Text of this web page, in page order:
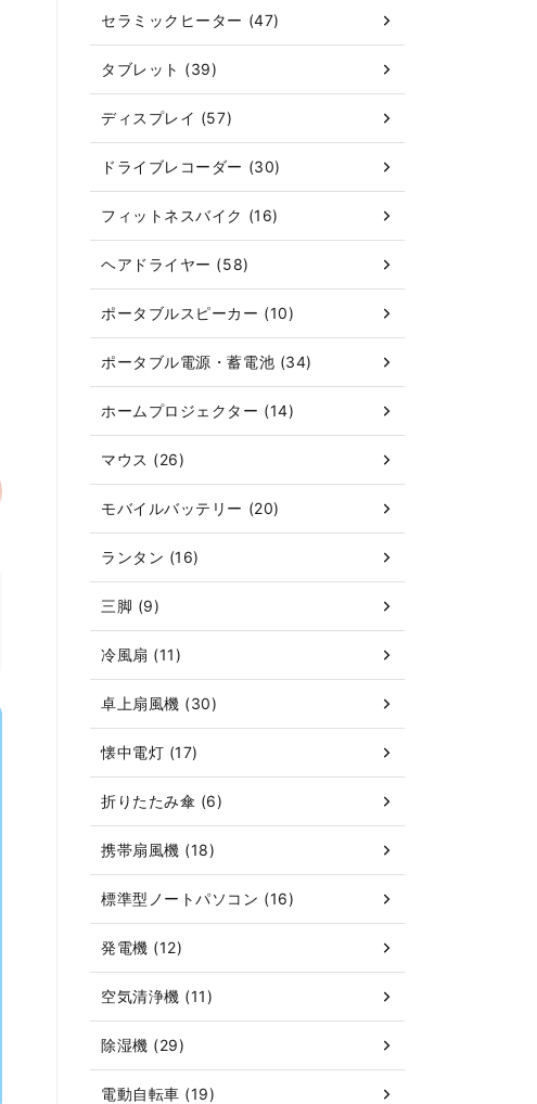
セラミックヒーター (47)
タブレット (39)
ディスプレイ (57)
ドライブレコーダー (30)
フィットネスバイク (16)
ヘアドライヤー (58)
ポータブルスピーカー (10)
ポータブル電源・蓄電池 (34)
ホームプロジェクター (14)
マウス (26)
モバイルバッテリー (20)
ランタン (16)
三脚 (9)
冷風扇 (11)
卓上扇風機 (30)
懐中電灯 (17)
折りたたみ傘 (6)
携帯扇風機 (18)
標準型ノートパソコン (16)
発電機 (12)
空気清浄機 (11)
除湿機 (29)
電動自転車 (19)